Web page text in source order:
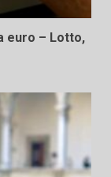
euro – Lotto,